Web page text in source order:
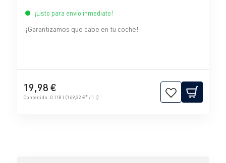
¡Listo para envío inmediato!
¡Garantizamos que cabe en tu coche!
19,98 €
Contenido: 0.118 l (169,32 €* / 1 l)